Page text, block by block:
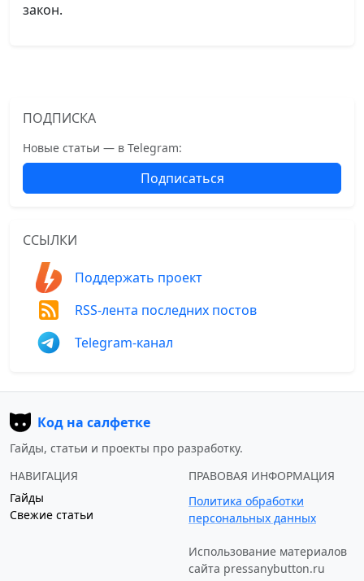
закон.
ПОДПИСКА
Новые статьи — в Telegram:
Подписаться
ССЫЛКИ
Поддержать проект
RSS-лента последних постов
Telegram-канал
Код на салфетке
Гайды, статьи и проекты про разработку.
НАВИГАЦИЯ
Гайды
Свежие статьи
ПРАВОВАЯ ИНФОРМАЦИЯ
Политика обработки
персональных данных
Использование материалов
сайта pressanybutton.ru